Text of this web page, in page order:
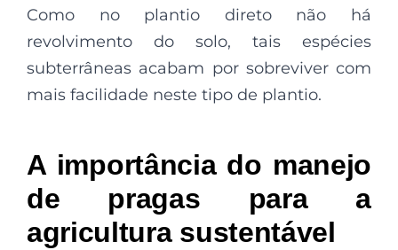
Como no plantio direto não há
revolvimento do solo, tais espécies
subterrâneas acabam por sobreviver com
mais facilidade neste tipo de plantio.
A importância do manejo
de pragas para a
agricultura sustentável